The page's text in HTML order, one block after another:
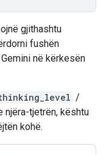
gjithashtu
fushën
në kërkesën
/
njëra-tjetrën, kështu
kohë.